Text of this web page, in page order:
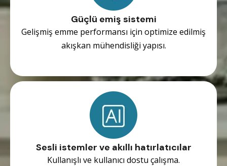
Güçlü emiş sistemi
Gelişmiş emme performansı için optimize edilmiş
akışkan mühendisliği yapısı.
Sesli istemler ve akıllı hatırlatıcılar
Kullanışlı ve kullanıcı dostu çalışma.